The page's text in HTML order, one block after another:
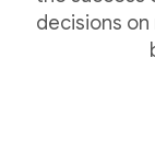
decisions